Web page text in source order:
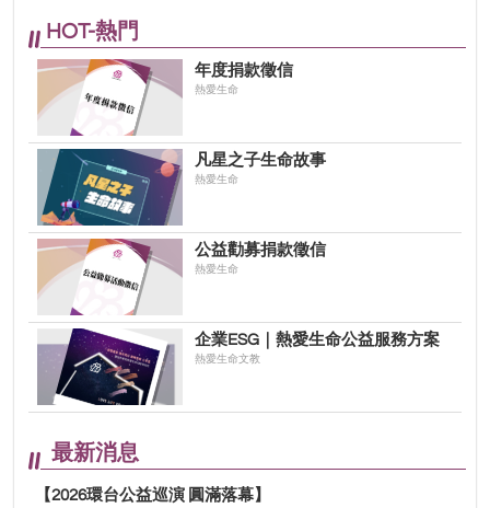
HOT-熱門
年度捐款徵信
熱愛生命
凡星之子生命故事
熱愛生命
公益勸募捐款徵信
熱愛生命
企業ESG｜熱愛生命公益服務方案
熱愛生命文教
最新消息
【2026環台公益巡演 圓滿落幕】